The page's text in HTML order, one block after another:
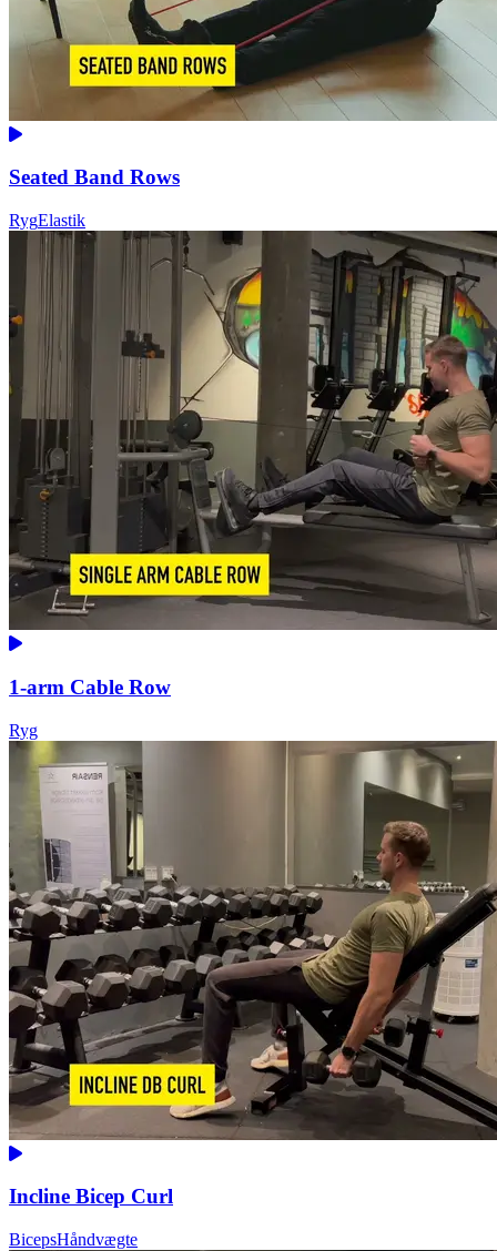
Seated Band Rows
RygElastik
1-arm Cable Row
Ryg
Incline Bicep Curl
BicepsHåndvægte